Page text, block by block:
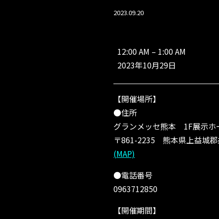
2023.09.20
本
山
(シ
バ
ス
パ
ー
テ
ィ
ー
12:00 AM – 1:00 AM
2023年10月29日
【開催場所】
●住所
グランメッセ熊本 1F展示ホ
〒861-2235 熊本県上益城
(MAP)
●電話番号
0963712850
【開催期間】